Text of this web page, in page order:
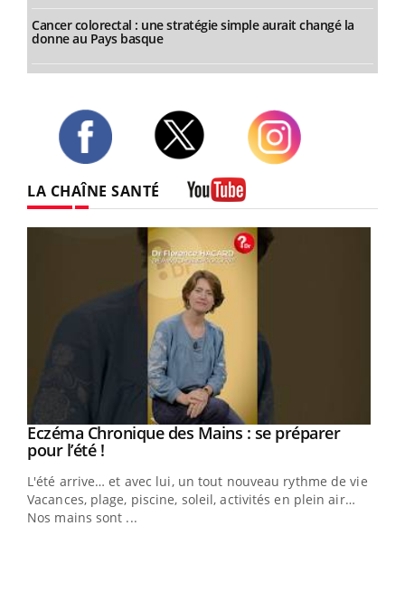
Cancer colorectal : une stratégie simple aurait changé la
donne au Pays basque
LA CHAÎNE SANTÉ
Youtube
Eczéma Chronique des Mains : se préparer
pour l’été !Youtube
L'été arrive… et avec lui, un tout nouveau rythme de vie !
Vacances, plage, piscine, soleil, activités en plein air…
Nos mains sont ...